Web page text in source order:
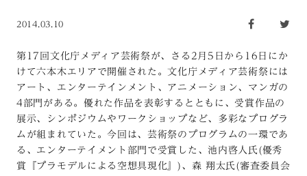
2014.03.10
第17回文化庁メディア芸術祭が、さる2月5日から16日にか
けて六本木エリアで開催された。文化庁メディア芸術祭には
アート、エンターテインメント、アニメーション、マンガの
4部門がある。優れた作品を表彰するとともに、受賞作品の
展示、シンポジウムやワークショップなど、多彩なプログラ
ムが組まれていた。今回は、芸術祭のプログラムの一環であ
る、エンターテイメント部門で受賞した、池内啓人氏(優秀
賞『プラモデルによる空想具現化』)、森 翔太氏(審査委員会